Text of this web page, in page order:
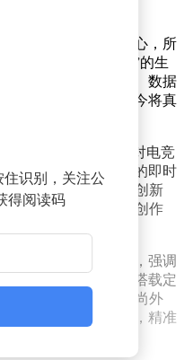
以系统性创新为核心，所
首次实现“一体多端”的生
输、屏幕无缝切换、数据
念层面的场景，如今将真
称“全栈覆盖”。针对电竞
，强化游戏场景下的即时
屏手机，探索形态创新
拯救者AI平板聚焦创作
。
系列定位高端商务，强调
续硬核电竞风格，搭载定
轻潮流群体，以时尚外
根据不同人群需求，精准
识别，关注公
得阅读码